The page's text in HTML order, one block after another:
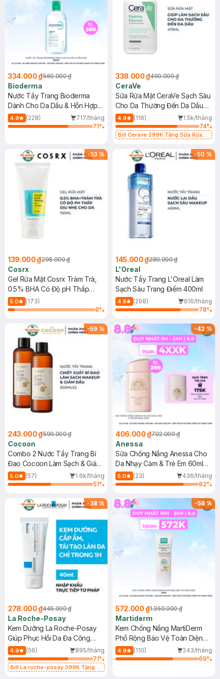
334.000 ₫560.000 ₫
Bioderma
Nước Tẩy Trang Bioderma
Dành Cho Da Dầu & Hỗn Hợp
500ml
4.9 (228)
717/tháng
71%
338.000 ₫490.000 ₫
CeraVe
Sữa Rửa Mặt CeraVe Sạch Sâu
Cho Da Thường Đến Da Dầu
473ml
4.9 (116)
1.5k/tháng
74%
Bill Cerave 299K Tặng Sữa Rửa
-53 %
139.000 ₫298.000 ₫
Cosrx
Gel Rửa Mặt Cosrx Tràm Trà,
0.5% BHA Có Độ pH Thấp
150ml
5.0
(173)
8%
-50 %
145.000 ₫289.000 ₫
L'Oreal
Nước Tẩy Trang L'Oreal Làm
Sạch Sâu Trang Điểm 400ml
4.8 (298)
916/tháng
78%
-59 %
243.000 ₫590.000 ₫
Cocoon
Combo 2 Nước Tẩy Trang Bí
Đao Cocoon Làm Sạch & Giảm
Dầu 500ml
5.0 (57)
1.6k/tháng
51%
-42%
406.000 ₫702.000 ₫
Anessa
Sữa Chống Nắng Anessa Cho
Da Nhạy Cảm & Trẻ Em 60ml
(Mới)
5.0 (23)
436/tháng
82%
-38 %
278.000 ₫445.000 ₫
La Roche-Posay
Kem Dưỡng La Roche-Posay
Giúp Phục Hồi Da Đa Công
Dụng 40ml
4.9 (56)
895/tháng
71%
Bill La roche-posay 399K Tặng
-58%
572.000 ₫1.350.000 ₫
Martiderm
Kem Chống Nắng MartiDerm
Phổ Rộng Bảo Vệ Toàn Diện
40ml
4.9 (110)
243/tháng
69%